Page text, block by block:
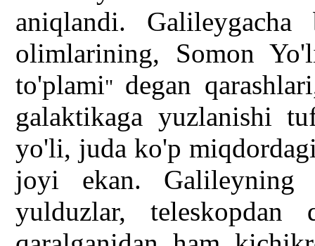
aniqlandi.
olimlarining, Somon
to'plami" degan
galaktikaga yuzlanishi
yo'li, juda ko'p
joyi ekan. Galileyning
yulduzlar,